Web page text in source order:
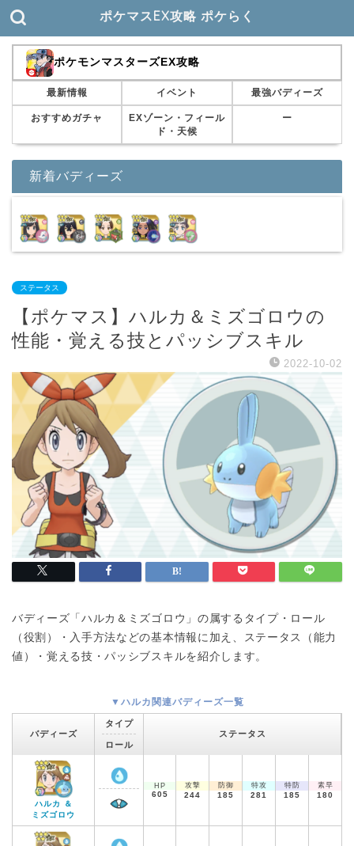
ポケマスEX攻略 ポケらく
ポケモンマスターズEX攻略
最新情報 イベント 最強バディーズ
おすすめガチャ
EXゾーン・フィール
ド・天候
ー
新着バディーズ
ステータス
【ポケマス】ハルカ＆ミズゴロウの
性能・覚える技とパッシブスキル
2022-10-02
バディーズ「ハルカ＆ミズゴロウ」の属するタイプ・ロール
（役割）・入手方法などの基本情報に加え、ステータス（能力
値）・覚える技・パッシブスキルを紹介します。
▼ハルカ関連バディーズ一覧
バディーズ
タイプ
ロール
ステータス
ハルカ ＆
ミズゴロウ
HP
605
攻撃
244
防御
185
特攻
281
特防
185
素早
180